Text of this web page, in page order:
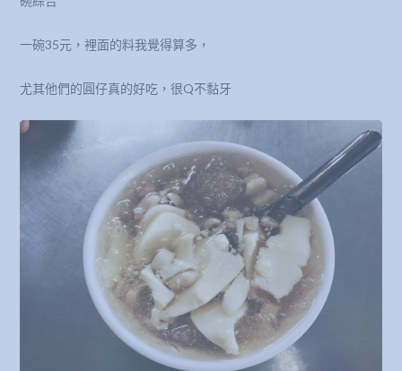
一碗35元，裡面的料我覺得算多，
尤其他們的圓仔真的好吃，很Q不黏牙